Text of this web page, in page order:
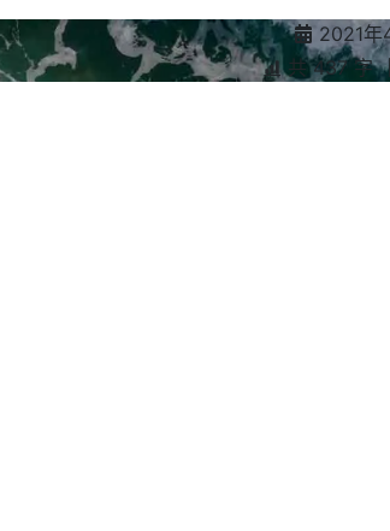
2021年
共 437 字